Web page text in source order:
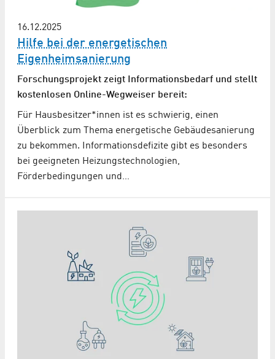
16.12.2025
Hilfe bei der energetischen
Eigenheimsanierung
Forschungsprojekt zeigt Informationsbedarf und stellt
kostenlosen Online-Wegweiser bereit:
Für Hausbesitzer*innen ist es schwierig, einen
Überblick zum Thema energetische Gebäudesanierung
zu bekommen. Informationsdefizite gibt es besonders
bei geeigneten Heizungstechnologien,
Förderbedingungen und…